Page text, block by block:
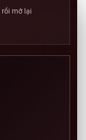
rồi mở lại